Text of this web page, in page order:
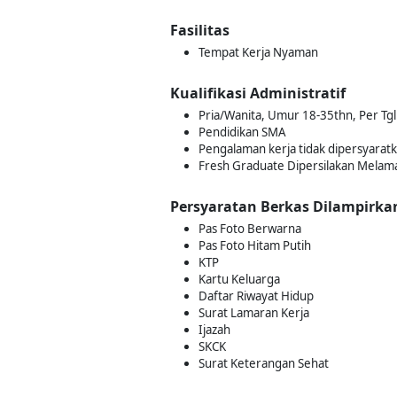
Fasilitas
Tempat Kerja Nyaman
Kualifikasi Administratif
Pria/Wanita, Umur 18-35thn, Per
Pendidikan SMA
Pengalaman kerja tidak
Fresh Graduate Dipersilakan
Persyaratan Berkas
Pas Foto Berwarna
Pas Foto Hitam Putih
KTP
Kartu Keluarga
Daftar Riwayat Hidup
Surat Lamaran Kerja
Ijazah
SKCK
Surat Keterangan Sehat